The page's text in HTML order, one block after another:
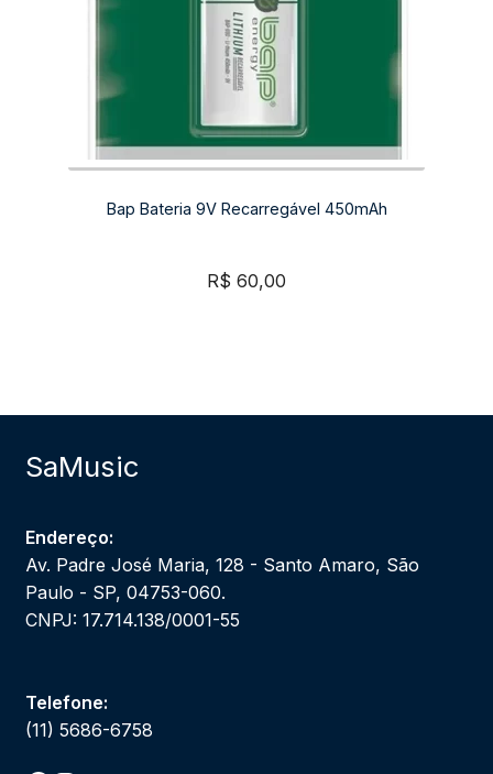
Bap Bateria 9V Recarregável 450mAh
R$ 60,00
SaMusic
Endereço:
Av. Padre José Maria, 128 - Santo Amaro, São
Paulo - SP, 04753-060.
CNPJ: 17.714.138/0001-55
Telefone:
(11) 5686-6758